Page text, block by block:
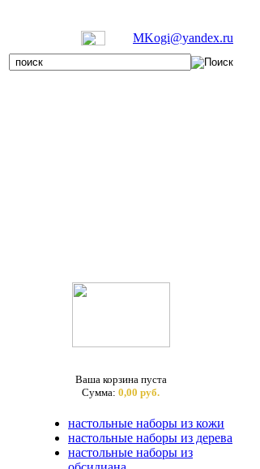
MKogi@yandex.ru
Ваша корзина пуста
Сумма: 0,00 руб.
настольные наборы из кожи
настольные наборы из дерева
настольные наборы из